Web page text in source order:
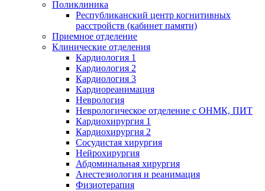
Поликлиника
Республиканский центр когнитивных
расстройств (кабинет памяти)
Приемное отделение
Клинические отделения
Кардиология 1
Кардиология 2
Кардиология 3
Кардиореанимация
Неврология
Неврологическое отделение с ОНМК, ПИТ
Кардиохирургия 1
Кардиохирургия 2
Сосудистая хирургия
Нейрохирургия
Абдоминальная хирургия
Анестезиология и реанимация
Физиотерапия